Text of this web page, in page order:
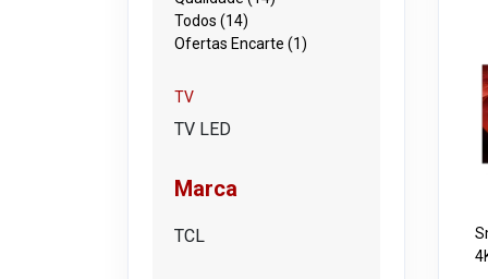
Todos (14)
Ofertas Encarte (1)
TV
TV LED
Marca
TCL